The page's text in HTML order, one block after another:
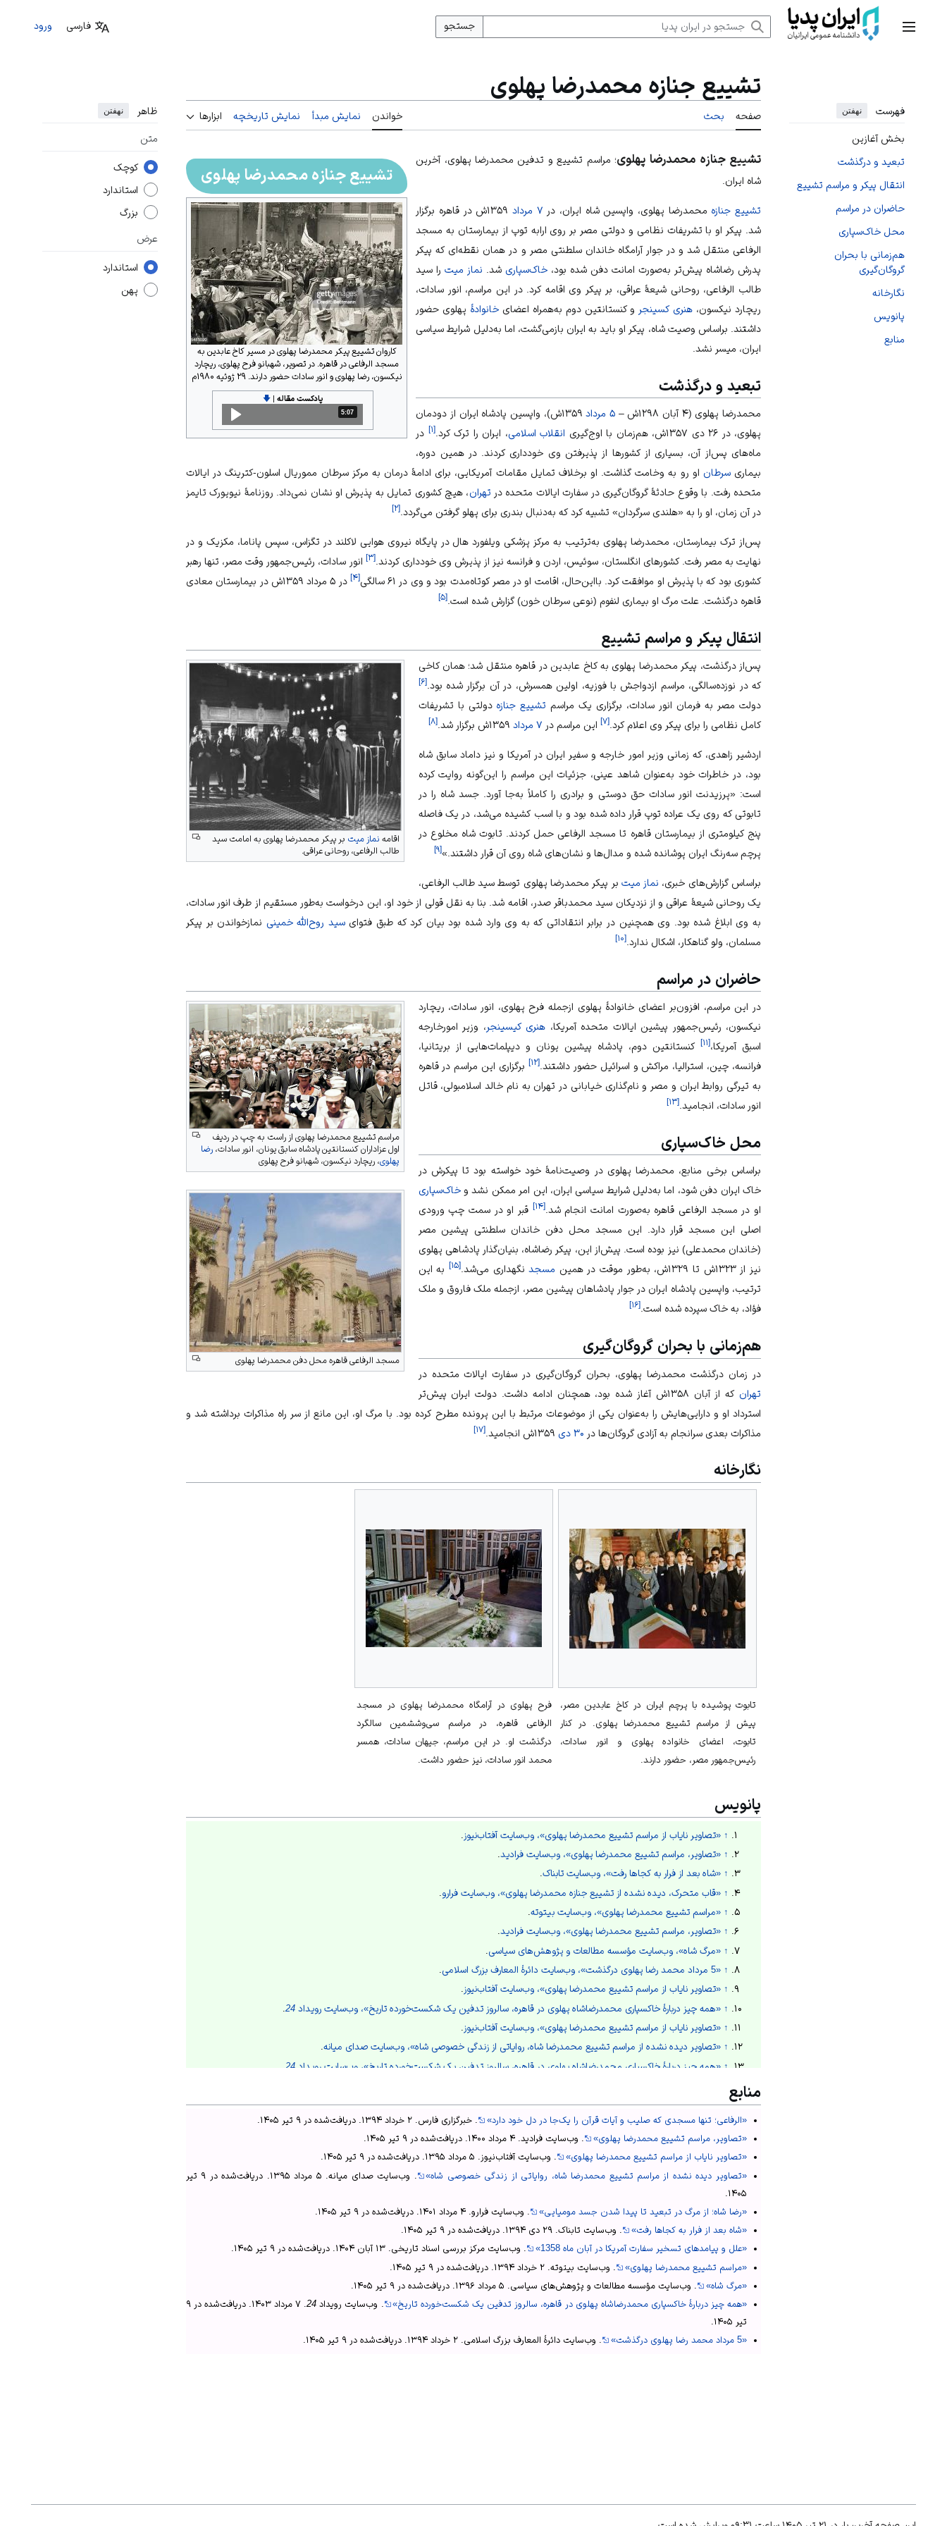
منوی اصلی
جستجو فارسی ورود
فهرست نهفتن
بخش آغازین
تبعید و درگذشت
انتقال پیکر و مراسم تشییع
حاضران در مراسم
محل خاک‌سپاری
هم‌زمانی با بحران
گروگان‌گیری
نگارخانه
پانویس
منابع
تشییع جنازه محمدرضا پهلوی
صفحه بحث خواندن نمایش مبدأ نمایش تاریخچه ابزارها ظاهر نهفتن
متن
کوچک
استاندارد
بزرگ
عرض
استاندارد
پهن
تشییع جنازه محمدرضا پهلوی
کاروان تشییع پیکر محمدرضا پهلوی در مسیر کاخ عابدین به
مسجد الرفاعی در قاهره. در تصویر، شهبانو فرح پهلوی، ریچارد
نیکسون، رضا پهلوی و انور سادات حضور دارند. ۲۹ ژوئیه ۱۹۸۰م
پادکست مقاله |
🡇
مدت: 5 دقیقه و 7 ثانیه
5:07
تشییع جنازه محمدرضا پهلوی؛ مراسم تشییع و تدفین محمدرضا پهلوی، آخرین
شاه ایران.
تشییع جنازه محمدرضا پهلوی، واپسین شاه ایران، در ۷ مرداد قاهره برگزار
شد. پیکر او با تشریفات نظامی و دولتی مصر بر روی ارابه توپ از بیمارستان به مسجد
الرفاعی منتقل شد و در جوار آرامگاه خاندان سلطنتی مصر و در همان نقطه‌ای که پیکر
پدرش رضاشاه پیش‌تر به‌صورت امانت دفن شده بود، خاک‌سپاری شد. نماز میترا سید
طالب الرفاعی، روحانی شیعهٔ عراقی، بر پیکر وی اقامه کرد. در این مراسم، انور سادات،
ریچارد نیکسون، هنری کسینجر و کنستانتین دوم به‌همراه اعضای خانوادهٔ پهلوی حضور
داشتند. براساس وصیت شاه، پیکر او باید به ایران بازمی‌گشت، اما به‌دلیل شرایط سیاسی
ایران، میسر نشد.
تبعید و درگذشت
محمدرضا پهلوی (۴ آبان ۵ مرداد
۱۳۵۹ش)، واپسین پادشاه ایران از دودمان
پهلوی، در ۲۶ دی‌ ۱۳۵۷ش، هم‌زمان با اوج‌گیری
انقلاب اسلامی، ایران را ترک کرد.[۱] در
ماه‌های پس‌از آن، بسیاری از کشورها از پذیرفتن وی خودداری کردند. در همین دوره،
بیماریسرطان او رو به وخامت گذاشت. او برخلاف تمایل مقامات آمریکایی، برای ادامهٔ درمان به مرکز سرطان مموریال اسلون-کترینگ در ایالات
متحده رفت. با وقوع حادثهٔ گروگان‌گیری در سفارت ایالات متحده در تهران، هیچ کشوری تمایل به پذیرش او نشان نمی‌داد. روزنامهٔ نیویورک تایمز
در آن زمان، او را به «هلندی سرگردان» تشبیه کرد که به‌دنبال بندری برای پهلو گرفتن می‌گردد.[۲]
پس‌از ترک بیمارستان، محمدرضا پهلوی به‌ترتیب به مرکز پزشکی ویلفورد هال در پایگاه نیروی هوایی لاکلند در تگزاس، سپس پاناما، مکزیک و در
نهایت به مصر رفت. کشورهای انگلستان، سوئیس، اردن و فرانسهنیز از پذیرش وی خودداری کردند.[۳] انور سادات، رئیس‌جمهور وقت مصر، تنها رهبر
کشوری بود که با پذیرش او موافقت کرد. بااین‌حال، اقامت او در مصر کوتاه‌مدت بود و وی در ۶۱ سالگی
[۴]
در ۵ مرداد ۱۳۵۹ش در بیمارستان معادی
قاهره درگذشت. علت مرگ او بیماری لنفوم (نوعی سرطان خون) گزارش شده است.[۵]
انتقال پیکر و مراسم تشییع
اقامه نماز میت بر پیکر محمدرضا پهلوی به امامت سید
طالب الرفاعی، روحانی عراقی.
پس‌از درگذشت، پیکر محمدرضا پهلوی به کاخ عابدین در قاهره منتقل شد؛ همان کاخی
که در نوزده‌سالگی‌، مراسم ازدواجش بافوزیه، اولین همسرش، در آن برگزار شده بود.[۶]
دولت مصر به فرمان انور سادات، برگزاری یک مراسم تشییع جنازه دولتی با تشریفات
کامل نظامی را برای پیکر وی اعلام کرد.[۷] این مراسم در ۷ مرداد [۸]
اردشیر زاهدی، که زمانی وزیر امور خارجه و سفیر ایران در آمریکا و نیز داماد سابق شاه
بود، در خاطرات خود به‌عنوان شاهد عینی، جزئیات این مراسم را این‌گونه روایت کرده
است: «پرزیدنت انور سادات حق دوستی و برادری را کاملاً به‌جا آورد. جسد شاه را در
تابوتی که روی یک عراده توپ قرار داده شده بود و با اسب کشیده می‌شد، در یک فاصله
پنج کیلومتری از بیمارستان قاهره تا مسجد الرفاعی حمل کردند. تابوت شاه مخلوع در
پرچم سه‌رنگ ایران پوشانده شده و مدال‌ها و نشان‌های شاه روی آن قرار داشتند.»[۹]
براساس گزارش‌های خبری، نماز میت بر پیکر محمدرضا پهلوی توسط سید طالب الرفاعی،
یک روحانی شیعهٔ عراقی و از نزدیکان سید محمدباقر صدر، اقامه شد. بنا به نقل قولی از خود او، این درخواست به‌طور مستقیم از طرف انور سادات،
به وی ابلاغ شده بود. وی همچنین در برابر انتقاداتی که به وی وارد شده بود بیان کرد که طبق فتوایسید روح‌الله خمینی نمازخواندن بر پیکر
مسلمان، ولو گناهکار، اشکال ندارد.[۱۰]
حاضران در مراسم
مراسم تشییع محمدرضا پهلوی از راست به چپ در ردیف
اول عزاداران کنستانتین پادشاه سابق یونان، انور سادات، رضا
پهلوی، ریچارد نیکسون، شهبانو فرح پهلوی
در این مراسم، افزون‌بر اعضای خانوادهٔ پهلوی ازجمله فرح پهلوی، انور سادات، ریچارد
نیکسون، رئیس‌جمهور پیشین ایالات متحده آمریکا، هنری کیسینجر، وزیر امورخارجه
اسبق آمریکا،[۱۱] کنستانتین دوم، پادشاه پیشین یونان و دیپلمات‌هایی از بریتانیا،
فرانسه، چین، استرالیا، مراکش و اسرائیل حضور داشتند.[۱۲] برگزاری این مراسم در قاهره
به تیرگی روابط ایران و مصر و نام‌گذاری خیابانی در تهران به نام خالد اسلامبولی، قاتل
انور سادات، انجامید.[۱۳]
محل خاک‌سپاری
مسجد الرفاعی قاهره محل دفن محمدرضا پهلوی
براساس برخی منابع، محمدرضا پهلوی در وصیت‌نامهٔ خود خواسته بود تا پیکرش در
خاک ایران دفن شود، اما به‌دلیل شرایط سیاسی ایران، این امر ممکن نشد وخاک‌سپاری
او در مسجد الرفاعی قاهره به‌صورت امانت انجام شد.[۱۴] قبر او در سمت چپ ورودی
اصلی این مسجد قرار دارد. این مسجد محل دفن خاندان سلطنتی پیشین مصر
(خاندان محمدعلی) نیز بوده است. پیش‌از این، پیکر رضاشاه، بنیان‌گذار پادشاهی پهلوی
نیز از ۱۳۲۳ش تا ۱۳۲۹ش، به‌طور موقت در همین
مسجدنگهداری می‌شد.[۱۵]
به این
ترتیب، واپسین پادشاه ایران در جوار پادشاهان پیشین مصر، ازجمله ملک فاروق و ملک
فؤاد، به خاک سپرده شده است.[۱۶]
هم‌زمانی با بحران گروگان‌گیری
در زمان درگذشت محمدرضا پهلوی، بحران گروگان‌گیری در سفارت ایالات متحده در
تهران
که از آبان ۱۳۵۸ش آغاز شده بود، همچنان ادامه داشت. دولت ایران پیش‌تر
استرداد او و دارایی‌هایش را به‌عنوان یکی از موضوعات مرتبط با این پرونده مطرح کرده بود. با مرگ او، این مانع از سر راه مذاکرات برداشته شد و
مذاکرات بعدی سرانجام به آزادی گروگان‌ها در ۳۰ دی [۱۷]
نگارخانه
تابوت پوشیده با پرچم ایران در کاخ عابدین مصر،
پیش از مراسم تشییع محمدرضا پهلوی. در کنار
تابوت، اعضای خانواده پهلوی و انور سادات،
رئیس‌جمهور مصر، حضور دارند.
فرح پهلوی در آرامگاه محمدرضا پهلوی در مسجد
الرفاعی قاهره، در مراسم سی‌وششمین سالگرد
درگذشت او. در این مراسم، جیهان سادات، همسر
محمد انور سادات، نیز حضور داشت.
پانویس
↑ «تصاویر نایاب از مراسم تشییع محمدرضا پهلوی»، وب‌سایت آفتاب‌نیوز
↑ «تصاویر، مراسم تشییع محمدرضا پهلوی»، وب‌سایت فرادید.
↑ «شاه بعد از فرار به کجاها رفت»، وب‌سایت تابناک.
↑ «قاب متحرک، دیده نشده از تشییع جنازه محمدرضا پهلوی»، وب‌سایت فرارو
↑ «مراسم تشییع محمدرضا پهلوی»، وب‌سایت بیتوته.
↑ «تصاویر، مراسم تشییع محمدرضا پهلوی»، وب‌سایت فرادید.
↑ «مرگ شاه»، وب‌سایت مؤسسه مطالعات و پژوهش‌های سیاسی
↑ «5 مرداد محمد رضا پهلوی درگذشت»، وب‌سایت دائرهٔ المعارف بزرگ اسلامی.
↑ «تصاویر نایاب از مراسم تشییع محمدرضا پهلوی»، وب‌سایت آفتاب‌نیوز .
↑ «همه چیز دربارهٔ خاکسپاری محمدرضاشاه پهلوی در قاهره، سالروز تدفین یک شکست‌خورده تاریخ»، وب‌سایت رویداد 24
.
↑ «تصاویر نایاب از مراسم تشییع محمدرضا پهلوی»، وب‌سایت آفتاب‌نیوز .
↑ «تصاویر دیده نشده از مراسم تشییع محمدرضا شاه، روایاتی از زندگی خصوصی شاه»، وب‌سایت صدای میانه.
↑ «همه چیز دربارهٔ خاکسپاری محمدرضاشاه پهلوی در قاهره، سالروز تدفین یک شکست‌خورده تاریخ»، وب‌سایت رویداد 24
↑ «رضا شاه؛ از مرگ در تبعید تا پیدا شدن جسد مومیایی»،وب‌سایت فرارو.
↑ «الرفاعی؛ تنها مسجدی که صلیب و آیات قرآن را یک‌جا در دل خود دارد»،خبرگزاری فارس.
↑ «علل و پیامدهای تسخیر سفارت آمریکا در آبان ماه 1358»، وب‌سایت مرکز بررسی اسناد تاریخی .
منابع
«الرفاعی؛ تنها مسجدی که صلیب و آیات قرآن را یک‌جا در دل خود دارد» . خبرگزاری فارس. ۲ خرداد ۱۳۹۴ . دریافت‌شده در ۹ تیر ۱۴۰۵
.
«تصاویر، مراسم تشییع محمدرضا پهلوی»
. وب‌سایت فرادید. ۴ مرداد ۱۴۰۰ . دریافت‌شده در ۹ تیر ۱۴۰۵
.
«تصاویر نایاب از مراسم تشییع محمدرضا پهلوی»
. وب‌سایت آفتاب‌نیوز . ۵ مرداد ۱۳۹۵ . دریافت‌شده در ۹ تیر ۱۴۰۵
.
«تصاویر دیده نشده از مراسم تشییع محمدرضا شاه، روایاتی از زندگی خصوصی شاه»
وب‌سایت صدای میانه. ۵ مرداد ۱۳۹۵ . دریافت‌شده در
۹ تیر
۱۴۰۵
«رضا شاه؛ از مرگ در تبعید تا پیدا شدن جسد مومیایی»
. وب‌سایت فرارو. ۴ مرداد ۱۴۰۱ . دریافت‌شده در ۹ تیر ۱۴۰۵
.
«شاه بعد از فرار به کجاها رفت»
. وب‌سایت تابناک. ۲۹ دی ۱۳۹۴ . دریافت‌شده در ۹ تیر ۱۴۰۵
.
«علل و پیامدهای تسخیر سفارت آمریکا در آبان ماه 1358»
. وب‌سایت مرکز بررسی اسناد تاریخی. ۱۳ آبان ۱۴۰۴ . دریافت‌شده در ۹ تیر ۱۴۰۵
.
«مراسم تشییع محمدرضا پهلوی»
وب‌سایت بیتوته. ۲ خرداد ۱۳۹۴ . دریافت‌شده در ۹ تیر ۱۴۰۵
«مرگ شاه»
. وب‌سایت مؤسسه مطالعات و پژوهش‌های سیاسی. ۵ مرداد ۱۳۹۶ . دریافت‌شده در ۹ تیر ۱۴۰۵
.
«همه چیز دربارهٔ خاکسپاری محمدرضاشاه پهلوی در قاهره، سالروز تدفین یک شکست‌خورده تاریخ»
. وب‌سایت رویداد 24 . ۷ مرداد ۱۴۰۳ . دریافت‌شده در ۹
تیر ۱۴۰۵
.
«5 مرداد محمد رضا پهلوی درگذشت»
. وب‌سایت دائرهٔ المعارف بزرگ اسلامی. ۲ خرداد ۱۳۹۴ . دریافت‌شده در ۹ تیر ۱۴۰۵ .